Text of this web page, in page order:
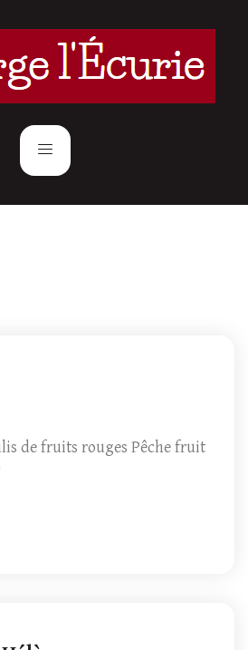
de fruits rouges Pêche fruit